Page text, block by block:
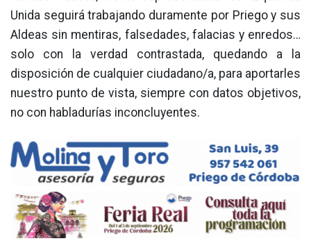
Unida seguirá trabajando duramente por Priego y sus
Aldeas sin mentiras, falsedades, falacias y enredos…
solo con la verdad contrastada, quedando a la
disposición de cualquier ciudadano/a, para aportarles
nuestro punto de vista, siempre con datos objetivos,
no con habladurías inconcluyentes.